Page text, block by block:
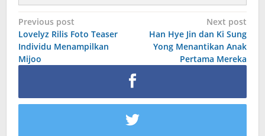
Post
navigation
Previous post
Lovelyz Rilis Foto Teaser
Individu Menampilkan
Mijoo
Next post
Han Hye Jin dan Ki Sung
Yong Menantikan Anak
Pertama Mereka